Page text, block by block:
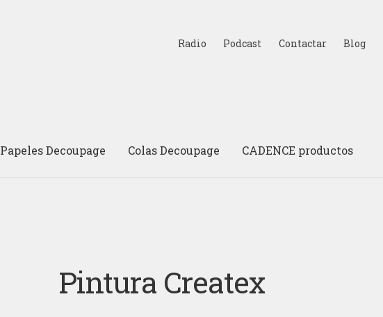
Radio Podcast Contactar Blog
Papeles Decoupage Colas Decoupage CADENCE productos
Pintura Createx